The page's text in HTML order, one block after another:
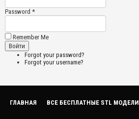
Password *
Remember Me
Forgot your password?
Forgot your username?
ГЛАВНАЯ ВСЕ БЕСПЛАТНЫЕ STL МОДЕЛИ